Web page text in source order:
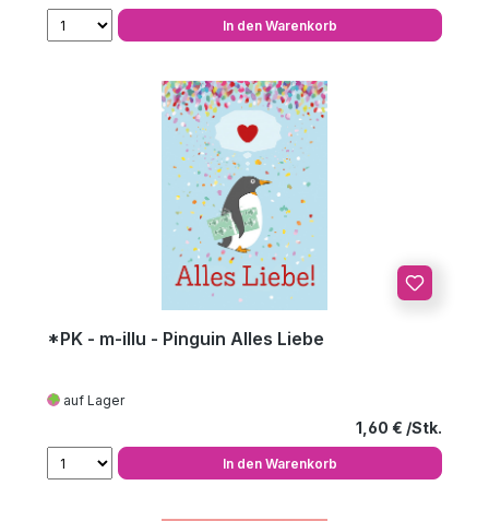
In den Warenkorb
*PK - m-illu - Pinguin Alles Liebe
auf Lager
Regulärer
1,60 €
In den Warenkorb